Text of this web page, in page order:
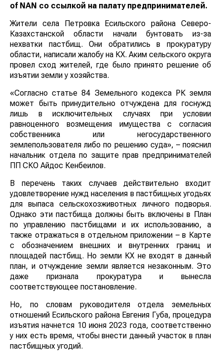
of NAN со ссылкой на палату предпринимателей.
Жители села Петровка Есильского района Северо-
Казахстанской области начали бунтовать из-за
нехватки пастбищ. Они обратились в прокуратуру
области, написали жалобу на КХ. Аким сельского округа
провел сход жителей, где было принято решение об
изъятии земли у хозяйства.
«Согласно статье 84 Земельного кодекса РК земля
может быть принудительно отчуждена для госнужд
лишь в исключительных случаях при условии
равноценного возмещения имущества с согласия
собственника или негосударственного
землепользователя либо по решению суда», – пояснил
начальник отдела по защите прав предпринимателей
ПП СКО Айдос Кенбеилов.
В перечень таких случаев действительно входит
удовлетворение нужд населения в пастбищных угодьях
для выпаса сельскохозживотных личного подворья.
Однако эти пастбища должны быть включены в План
по управлению пастбищами и их использованию, а
также отражаться в отдельном приложении – в Карте
с обозначением внешних и внутренних границ и
площадей пастбищ. Но земли КХ не входят в данный
план, и отчуждение земли является незаконным. Это
даже признала прокуратура и вынесла
соответствующее постановление.
Но, по словам руководителя отдела земельных
отношений Есильского района Евгения Губа, процедура
изъятия начнется 10 июня 2023 года, соответственно
у них есть время, чтобы внести данный участок в план
пастбищных угодий.